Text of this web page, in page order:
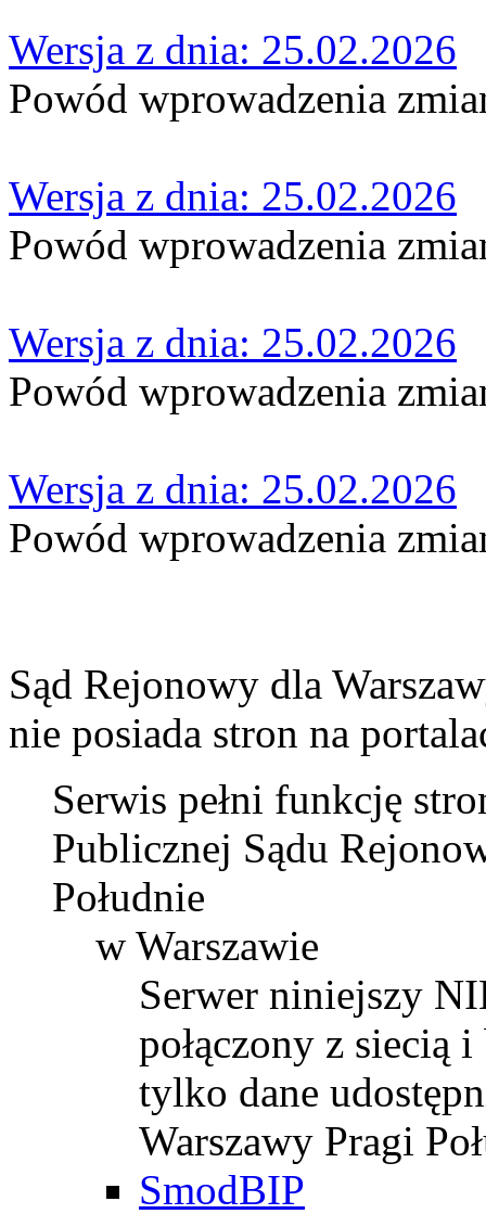
Wersja z dnia: 25.02.2026
Powód wprowadzenia
Wersja z dnia: 25.02.2026
Powód wprowadzenia
Wersja z dnia: 25.02.2026
Powód wprowadzenia
Wersja z dnia: 25.02.2026
Powód wprowadzenia
Sąd Rejonowy dla
nie posiada stron na
Serwis pełni funkcję
Publicznej Sądu
Południe
w Warszawie
Serwer niniejszy
połączony z siecią
tylko dane
Warszawy Pragi
SmodBIP